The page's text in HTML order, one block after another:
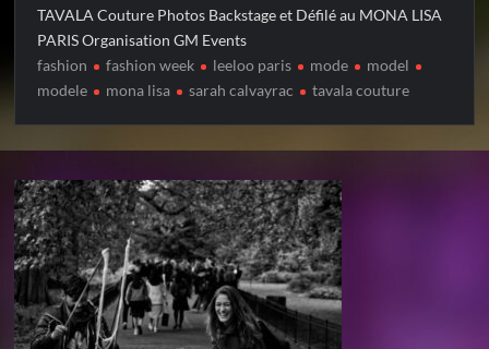
TAVALA Couture Photos Backstage et Défilé au MONA LISA
PARIS Organisation GM Events
fashion
fashion week leeloo paris mode
model
modele
mona lisa sarah calvayrac tavala couture